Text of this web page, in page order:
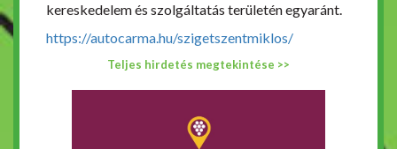
kereskedelem és szolgáltatás területén egyaránt.
https://autocarma.hu/szigetszentmiklos/
Teljes hirdetés megtekintése >>